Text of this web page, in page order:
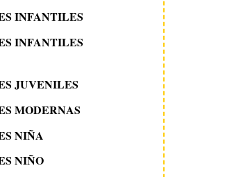
INFANTILES
INFANTILES
JUVENILES
MODERNAS
NIÑA
NIÑO